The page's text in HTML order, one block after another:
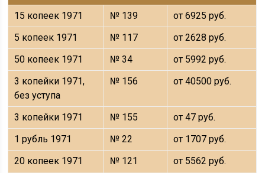
15 копеек 1971
№ 139
от 6925 руб.
5 копеек 1971
№ 117
от 2628 руб.
50 копеек 1971
№ 34
от 5992 руб.
3 копейки 1971,
без уступа
№ 156 от 40500 руб.
3 копейки 1971 № 155
от 47 руб.
1 рубль 1971
№ 22
от 1707 руб.
20 копеек 1971
№ 121
от 5562 руб.